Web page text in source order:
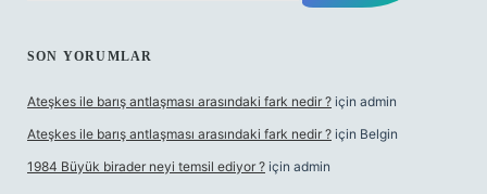
SON YORUMLAR
Ateşkes ile barış antlaşması arasındaki fark nedir ? için admin
Ateşkes ile barış antlaşması arasındaki fark nedir ? için Belgin
1984 Büyük birader neyi temsil ediyor ? için admin